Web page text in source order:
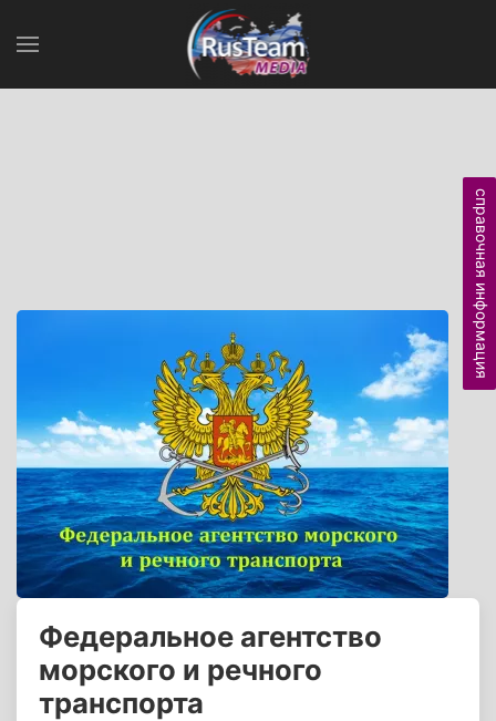
Федеральное агентство
морского и речного
транспорта
справочная информация